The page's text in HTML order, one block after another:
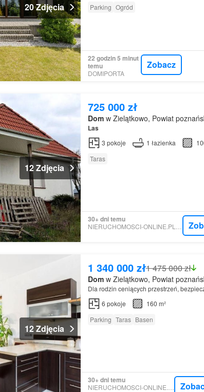
20 Zdjęcia
Parking Ogród
22 godzin 5 minut
temu
DOMIPORTA
Zobacz
12 Zdjęcia
725 000 zł
Domw Zielątkowo, Powiat
Las
3 pokoje 1 łazienka
Taras
30+ dni temu
12 Zdjęcia
1 340 000 zł1 475 000 zł
Domw Zielątkowo, Powiat
Dla rodzin ceniących przestrzeń,
6 pokoje
160 m²
Parking Taras Basen
30+ dni temu